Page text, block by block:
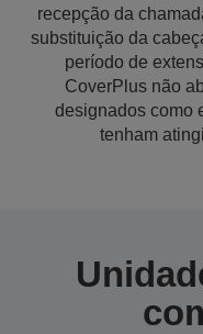
recepção da
substituição da
período de
CoverPlus não
designados como
tenham